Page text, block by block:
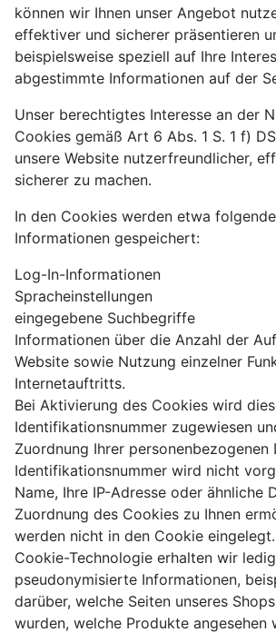
können wir Ihnen unser Angebot
effektiver und sicherer präsentieren
beispielsweise speziell auf Ihre
abgestimmte Informationen auf der
Unser berechtigtes Interesse an der
Cookies gemäß Art 6 Abs. 1 S. 1 f)
unsere Website nutzerfreundlicher,
sicherer zu machen.
In den Cookies werden etwa
Informationen gespeichert:
Log-In-Informationen
Spracheinstellungen
eingegebene Suchbegriffe
Informationen über die Anzahl der
Website sowie Nutzung einzelner
Internetauftritts.
Bei Aktivierung des Cookies wird
Identifikationsnummer zugewiesen
Zuordnung Ihrer personenbezogenen
Identifikationsnummer wird nicht
Name, Ihre IP-Adresse oder ähnliche
Zuordnung des Cookies zu Ihnen
werden nicht in den Cookie
Cookie-Technologie erhalten wir
pseudonymisierte Informationen,
darüber, welche Seiten unseres
wurden, welche Produkte angesehen